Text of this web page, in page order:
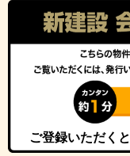
ご登録いただくと